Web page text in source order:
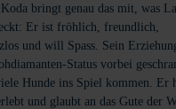
bringt genau das mit, was
Er ist fröhlich, freundlich,
und will Spass. Sein
Status vorbei
Hunde ins Spiel kommen. Er
und glaubt an das Gute der